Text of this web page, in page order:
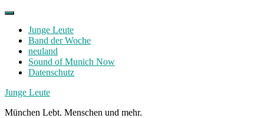
Skip
contentJunge Leute
Band der Woche
neuland
Sound of Munich Now
Datenschutz
Facebook
Twitter
Instagram
Junge Leute
München Lebt. Menschen und mehr.